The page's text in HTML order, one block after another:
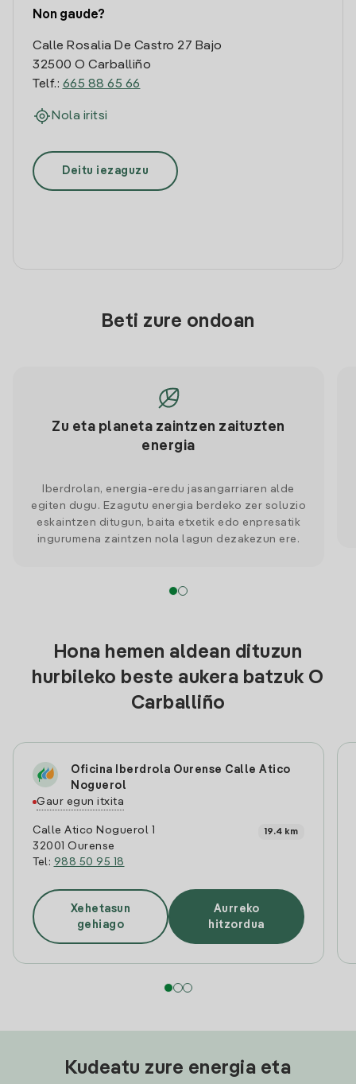
Non gaude?
Calle Rosalia De Castro 27 Bajo
32500 O Carballiño
Telf.: 665 88 65 66
Nola iritsi
Deitu iezaguzu
Beti zure ondoan
Zu eta planeta zaintzen zaituzten
energia
Iberdrolan, energia-eredu jasangarriaren alde
egiten dugu. Ezagutu energia berdeko zer soluzio
eskaintzen ditugun, baita etxetik edo enpresatik
ingurumena zaintzen nola lagun dezakezun ere.
Hona hemen aldean dituzun
hurbileko beste aukera batzuk O
Carballiño
Oficina Iberdrola Ourense Calle Atico
Noguerol
Gaur egun itxita
Calle Atico Noguerol 1
32001 Ourense
Tel: 988 50 95 18
19.4 km
Xehetasun
gehiago
Aurreko
hitzordua
Kudeatu zure energia eta